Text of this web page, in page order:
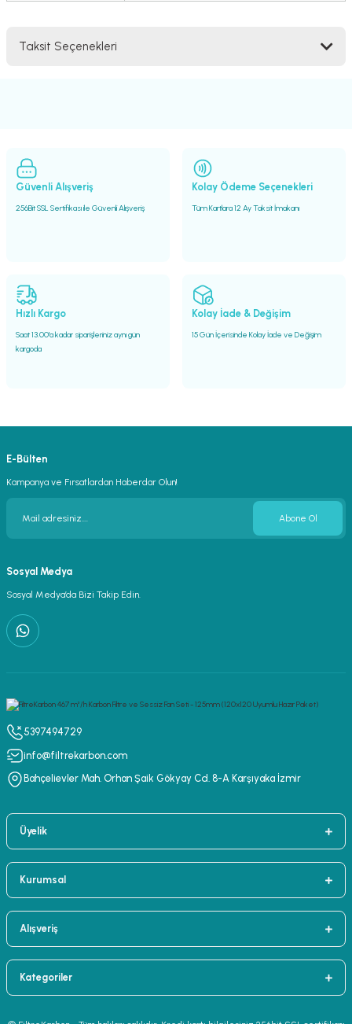
Taksit Seçenekleri
Güvenli Alışveriş
256Bit SSL Sertifikası ile Güvenli Alışveriş
Kolay Ödeme Seçenekleri
Tüm Kartlara 12 Ay Taksit İmakanı
Hızlı Kargo
Saat 13.00'a kadar siparişleriniz aynı gün
kargoda
Kolay İade & Değişim
15 Gün İçerisinde Kolay İade ve Değişim
E-Bülten
Kampanya ve Fırsatlardan Haberdar Olun!
Abone Ol
Sosyal Medya
Sosyal Medya’da Bizi Takip Edin.
5397494729
info@filtrekarbon.com
Bahçelievler Mah. Orhan Şaik Gökyay Cd. 8-A Karşıyaka İzmir
Üyelik
Kurumsal
Alışveriş
Kategoriler